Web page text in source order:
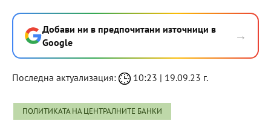
Добави ни в предпочитани източници в
Google
→
Последна актуализация: 10:23 | 19.09.23 г.
ПОЛИТИКАТА НА ЦЕНТРАЛНИТЕ БАНКИ